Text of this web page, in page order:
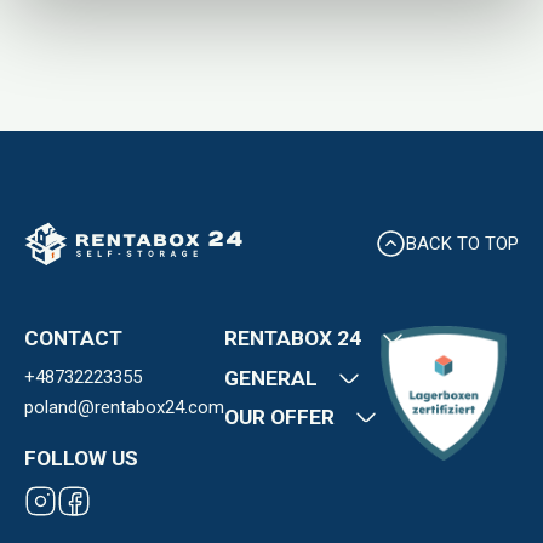
BACK TO TOP
CONTACT
+48732223355
poland@rentabox24.com
FOLLOW US
RENTABOX 24
About us
prices
GENERAL
Contact
OUR OFFER